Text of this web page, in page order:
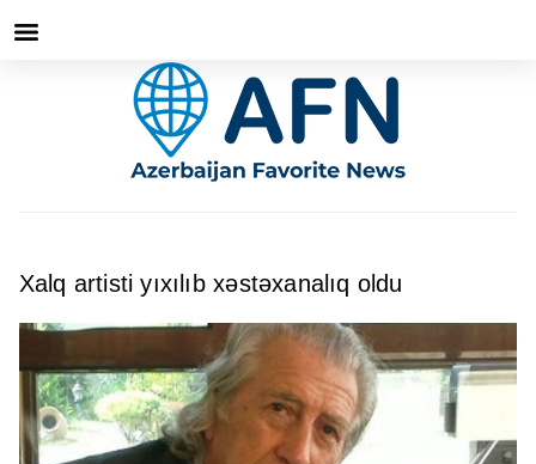
Xalq artisti yıxılıb xəstəxanalıq oldu